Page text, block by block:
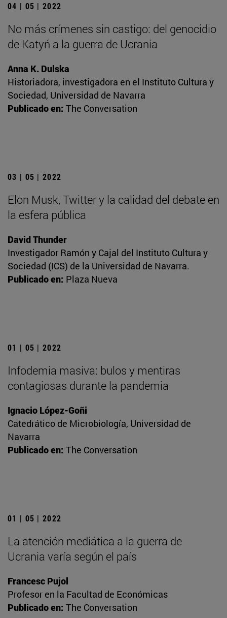
04 | 05 | 2022
No más crímenes sin castigo: del genocidio
de Katyń a la guerra de Ucrania
Anna K. Dulska
Historiadora, investigadora en el Instituto Cultura y
Sociedad, Universidad de Navarra
Publicado en: The Conversation
03 | 05 | 2022
Elon Musk, Twitter y la calidad del debate en
la esfera pública
David Thunder
Investigador Ramón y Cajal del Instituto Cultura y
Sociedad (ICS) de la Universidad de Navarra.
Publicado en: Plaza Nueva
01 | 05 | 2022
Infodemia masiva: bulos y mentiras
contagiosas durante la pandemia
Ignacio López-Goñi
Catedrático de Microbiología, Universidad de
Navarra
Publicado en: The Conversation
01 | 05 | 2022
La atención mediática a la guerra de
Ucrania varía según el país
Francesc Pujol
Profesor en la Facultad de Económicas
Publicado en: The Conversation